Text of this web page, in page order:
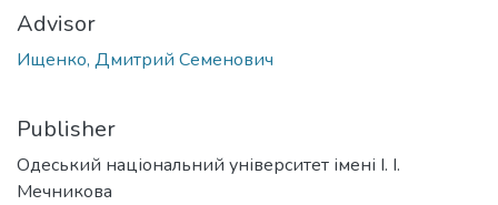
Advisor
Ищенко, Дмитрий Семенович
Publisher
Одеський національний університет імені І. І.
Мечникова